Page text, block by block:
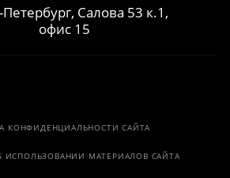
Салова 53 к.1,
офис 15
КОНФИДЕНЦИАЛЬНОСТИ САЙТА
ИСПОЛЬЗОВАНИИ МАТЕРИАЛОВ САЙТА